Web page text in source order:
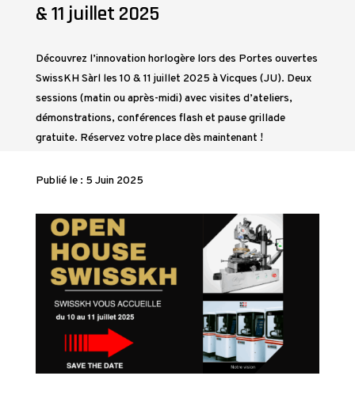
& 11 juillet 2025
Découvrez l’innovation horlogère lors des Portes ouvertes
SwissKH Sàrl les 10 & 11 juillet 2025 à Vicques (JU). Deux
sessions (matin ou après-midi) avec visites d’ateliers,
démonstrations, conférences flash et pause grillade
gratuite. Réservez votre place dès maintenant !
Publié le : 5 Juin 2025